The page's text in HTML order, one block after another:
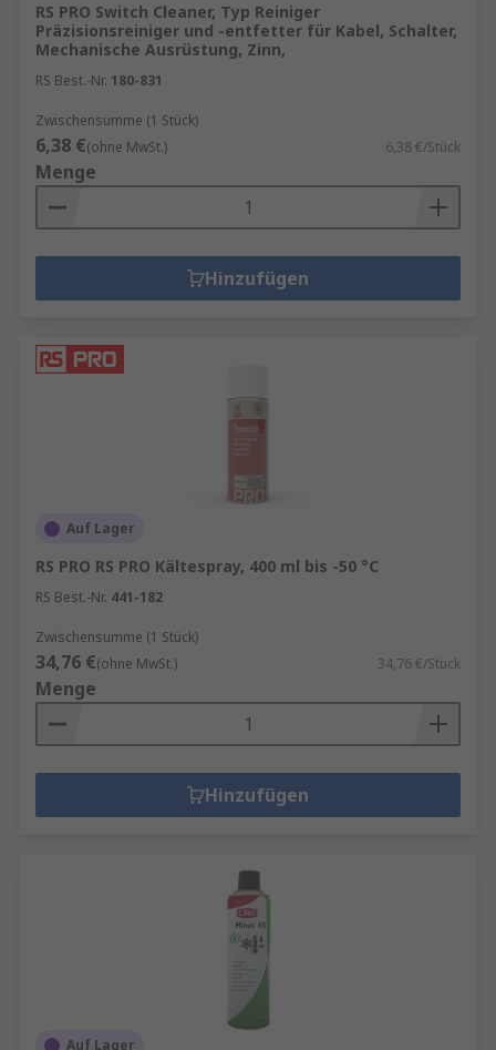
RS PRO Switch Cleaner, Typ Reiniger
Präzisionsreiniger und -entfetter für Kabel, Schalter,
Mechanische Ausrüstung, Zinn,
RS Best.-Nr. 180-831
Zwischensumme (1 Stück)
6,38 €(ohne MwSt.) 6,38 €/Stück
Menge
Hinzufügen
Auf Lager
RS PRO RS PRO Kältespray, 400 ml bis -50 °C
RS Best.-Nr. 441-182
Zwischensumme (1 Stück)
34,76 €(ohne MwSt.) 34,76 €/Stück
Menge
Hinzufügen
Auf Lager